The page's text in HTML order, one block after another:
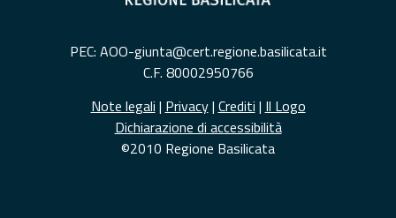
PEC: AOO-giunta@cert.regione.basilicata.it
C.F. 80002950766
Note legali | Privacy| Crediti | Il Logo
Dichiarazione di accessibilità
©2010 Regione Basilicata